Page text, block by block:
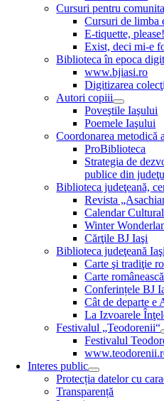
Cursuri pentru
Cursuri de limba
E-tiquette, please!
Exist, deci mi-e
Biblioteca în epoca
www.bjiasi.ro
Digitizarea
Autori copiii
Poveştile Iaşului
Poemele Iaşului
Coordonarea
ProBiblioteca
Strategia de
publice din
Biblioteca judeţeană,
Revista
Calendar Cultural
Winter
Cărţile BJ Iaşi
Biblioteca judeţeană
Carte şi tradiţie
Carte
Conferințele BJ
Cât de departe e
La Izvoarele
Festivalul „Teodorenii“
Festivalul
Interes public
Protecția datelor cu
Transparență